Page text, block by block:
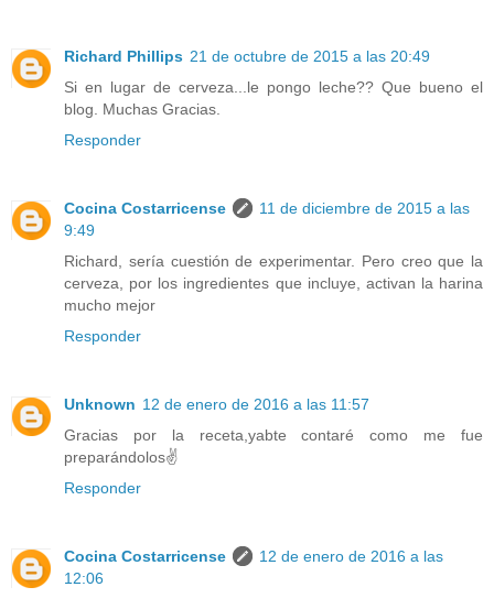
Richard Phillips 21 de octubre de 2015 a las 20:49
Si en lugar de cerveza...le pongo leche?? Que bueno el
blog. Muchas Gracias.
Responder
Cocina Costarricense
11 de diciembre de 2015 a las
9:49
Richard, sería cuestión de experimentar. Pero creo que la
cerveza, por los ingredientes que incluye, activan la harina
mucho mejor
Responder
Unknown 12 de enero de 2016 a las 11:57
Gracias por la receta,yabte contaré como me fue
preparándolos✌
Responder
Cocina Costarricense
12 de enero de 2016 a las
12:06